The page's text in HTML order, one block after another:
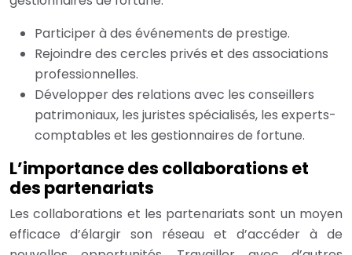
Participer à des événements de prestige.
Rejoindre des cercles privés et des associations
professionnelles.
Développer des relations avec les conseillers
patrimoniaux, les juristes spécialisés, les experts-
comptables et les gestionnaires de fortune.
L’importance des collaborations et
des partenariats
Les collaborations et les partenariats sont un moyen
efficace d’élargir son réseau et d’accéder à de